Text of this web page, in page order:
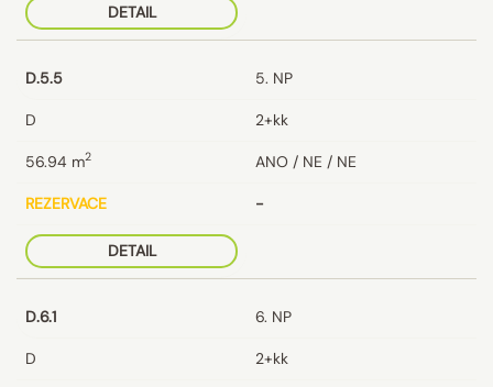
DETAIL
D.5.5 5. NP
D 2+kk
56.94 m2 ANO / NE / NE
REZERVACE -
DETAIL
D.6.1 6. NP
D 2+kk